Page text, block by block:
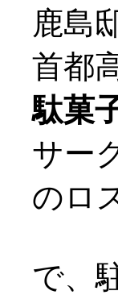
鹿島
首都
駄菓
サー
のロ
で、